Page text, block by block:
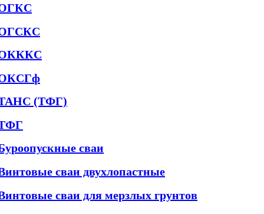
(ТФГ)
сваи
сваи двухлопастные
сваи для мерзлых грунтов